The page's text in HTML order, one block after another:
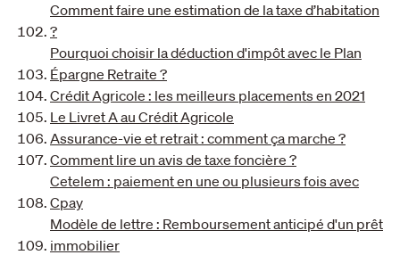
Comment faire une estimation de la taxe d’habitation
?
Pourquoi choisir la déduction d'impôt avec le Plan
Épargne Retraite ?
Crédit Agricole : les meilleurs placements en 2021
Le Livret A au Crédit Agricole
Assurance-vie et retrait : comment ça marche ?
Comment lire un avis de taxe foncière ?
Cetelem : paiement en une ou plusieurs fois avec
Cpay
Modèle de lettre : Remboursement anticipé d'un prêt
immobilier